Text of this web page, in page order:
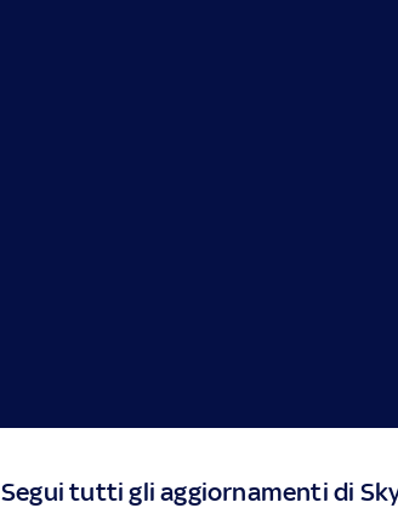
Segui tutti gli aggiornamenti di